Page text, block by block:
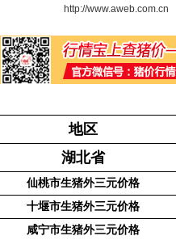
http://www.aweb.com.cn
地区
湖北省
仙桃市生猪外三元价格
十堰市生猪外三元价格
咸宁市生猪外三元价格